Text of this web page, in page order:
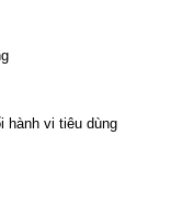
hành vi tiêu dùng